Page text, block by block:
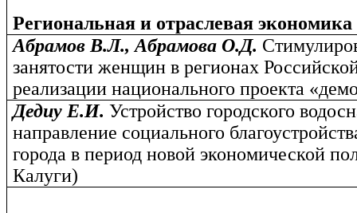
Региональная и отраслевая экономика
Абрамов В.Л., Абрамова О.Д.
занятости женщин в регионах
реализации национального проекта
Дедиу Е.И.Устройство городского
направление социального
города в период новой экономической
Калуги)